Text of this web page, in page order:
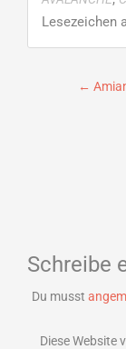
Lesezeichen
←
Schreibe
Du musst
Diese Website